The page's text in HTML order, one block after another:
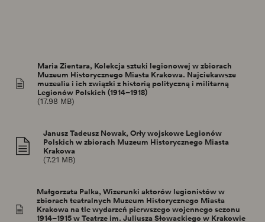
Maria Zientara, Kolekcja sztuki legionowej w zbiorach
Muzeum Historycznego Miasta Krakowa. Najciekawsze
muzealia i ich związki z historią polityczną i militarną
Legionów Polskich (1914–1918)
(17.98 MB)
Janusz Tadeusz Nowak, Orły wojskowe Legionów
Polskich w zbiorach Muzeum Historycznego Miasta
Krakowa
(7.21 MB)
Małgorzata Palka, Wizerunki aktorów legionistów w
zbiorach teatralnych Muzeum Historycznego Miasta
Krakowa na tle wydarzeń pierwszego wojennego sezonu
1914–1915 w Teatrze im. Juliusza Słowackiego w Krakowie